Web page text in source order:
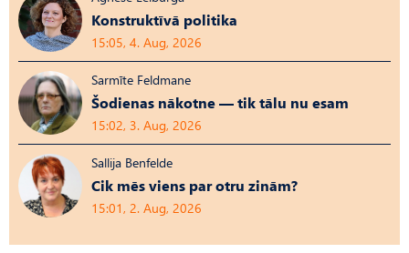
Konstruktīvā politika
15:05, 4. Aug, 2026
Sarmīte Feldmane
Šodienas nākotne — tik tālu nu esam
15:02, 3. Aug, 2026
Sallija Benfelde
Cik mēs viens par otru zinām?
15:01, 2. Aug, 2026